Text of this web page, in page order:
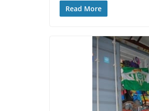
Read More